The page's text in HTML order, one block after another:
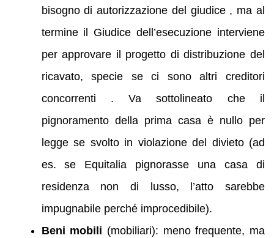
bisogno di autorizzazione del giudice , ma al
termine il Giudice dell’esecuzione interviene
per approvare il progetto di distribuzione del
ricavato, specie se ci sono altri creditori
concorrenti . Va sottolineato che il
pignoramento della prima casa è nullo per
legge se svolto in violazione del divieto (ad
es. se Equitalia pignorasse una casa di
residenza non di lusso, l’atto sarebbe
impugnabile perché improcedibile).
Beni mobili (mobiliari): meno frequente, ma